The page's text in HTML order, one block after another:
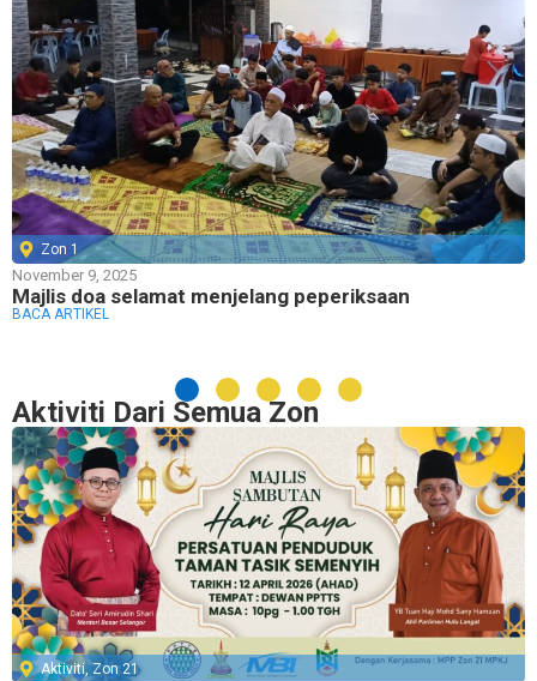
Zon 1
November 9, 2025
Majlis doa selamat menjelang peperiksaan
BACA ARTIKEL
Aktiviti Dari Semua Zon
Aktiviti,Zon 21